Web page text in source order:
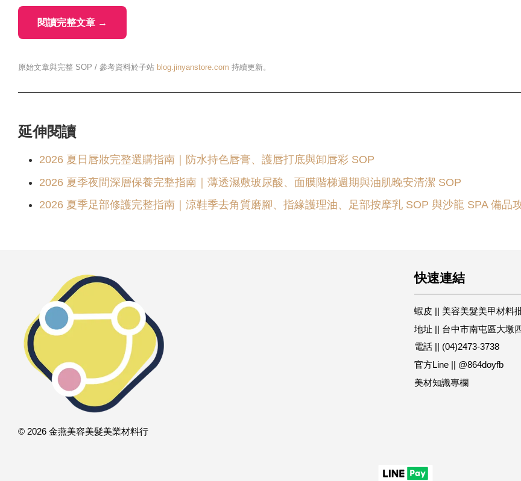
閱讀完整文章 →
原始文章與完整 SOP / 參考資料於子站 blog.jinyanstore.com 持續更新。
延伸閱讀
2026 夏日唇妝完整選購指南｜防水持色唇膏、護唇打底與卸唇彩 SOP
2026 夏季夜間深層保養完整指南｜薄透濕敷玻尿酸、面膜階梯週期與油肌晚安清潔 SOP
2026 夏季足部修護完整指南｜涼鞋季去角質磨腳、指緣護理油、足部按摩乳 SOP 與沙龍 SPA 備品
© 2026 金燕美容美髮美業材料行
快速連結
蝦皮 || 美容美髮美甲材料
地址 || 台中市南屯區大墩
電話 || (04)2473-3738
官方Line || @864doyfb
美材知識專欄